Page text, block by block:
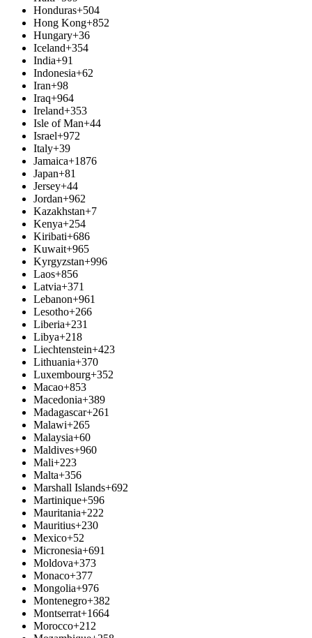
Honduras+504
Hong Kong+852
Hungary+36
Iceland+354
India+91
Indonesia+62
Iran+98
Iraq+964
Ireland+353
Isle of Man+44
Israel+972
Italy+39
Jamaica+1876
Japan+81
Jersey+44
Jordan+962
Kazakhstan+7
Kenya+254
Kiribati+686
Kuwait+965
Kyrgyzstan+996
Laos+856
Latvia+371
Lebanon+961
Lesotho+266
Liberia+231
Libya+218
Liechtenstein+423
Lithuania+370
Luxembourg+352
Macao+853
Macedonia+389
Madagascar+261
Malawi+265
Malaysia+60
Maldives+960
Mali+223
Malta+356
Marshall Islands+692
Martinique+596
Mauritania+222
Mauritius+230
Mexico+52
Micronesia+691
Moldova+373
Monaco+377
Mongolia+976
Montenegro+382
Montserrat+1664
Morocco+212